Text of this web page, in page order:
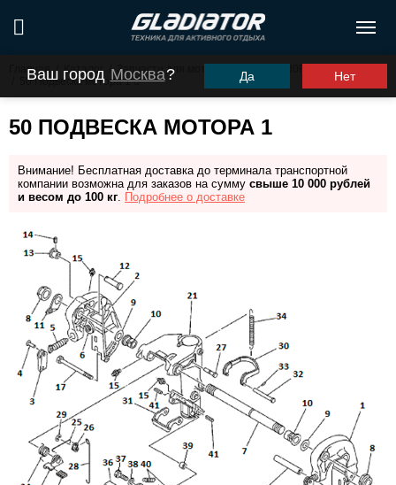
Ваш город Москва? Да Нет
Главная / Каталог Запчасти для моторов ПЛМ
G30FHS (G30FES)
50 Подвеска мотора 1
50 ПОДВЕСКА МОТОРА 1
Внимание! Бесплатная доставка до терминала транспортной
компании возможна для заказов на сумму свыше 10 000 рублей
и весом до 100 кг. Подробнее о доставке